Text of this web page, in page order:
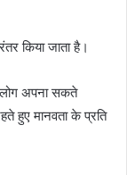
किया जाता है।
लोग अपना सकते
हुए मानवता के प्रति